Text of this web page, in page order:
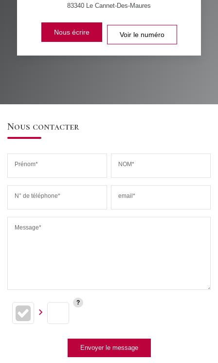
83340 Le Cannet-Des-Maures
Nous écrire Voir le numéro
Nous contacter
Prénom* NOM*
N° de téléphone* email*
Message*
Envoyer le message